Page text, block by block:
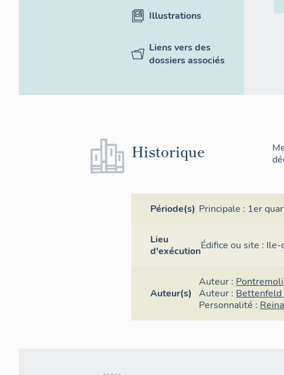
Illustrations
Liens vers des
dossiers associés
Historique
Période(s) Principale : 1er
Lieu
d'exécutionÉdifice ou site :
Auteur(s)
Auteur :
Auteur : Bettenfeld
Personnalité :